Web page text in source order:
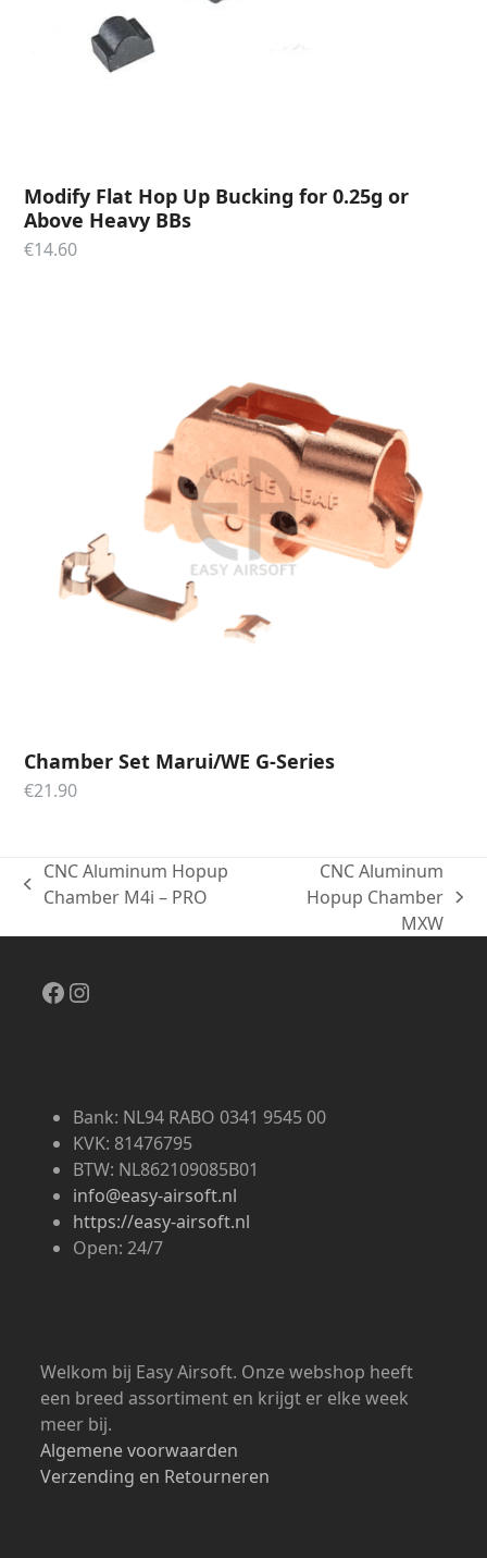
Modify Flat Hop Up Bucking for 0.25g or
Above Heavy BBs
€14.60
Chamber Set Marui/WE G-Series
€21.90
previous
CNC Aluminum Hopup
Chamber M4i – PRO
post:
CNC Aluminum
Hopup Chamber
MXW
Facebook
Instagram
Bank: NL94 RABO 0341 9545 00
KVK: 81476795
BTW: NL862109085B01
info@easy-airsoft.nl
https://easy-airsoft.nl
Open: 24/7
Welkom bij Easy Airsoft. Onze webshop heeft
een breed assortiment en krijgt er elke week
meer bij.
Algemene voorwaarden
Verzending en Retourneren